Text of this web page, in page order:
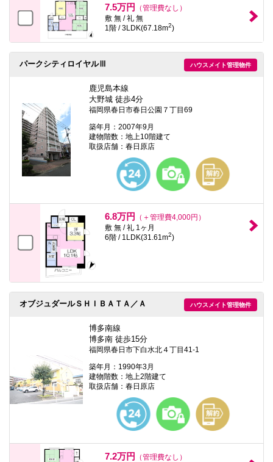
7.5万円
（管理費なし）
敷 無 / 礼 無
1階 / 3LDK(67.18m2)
ハウスメイト管理物件
パークシティロイヤルⅢ
鹿児島本線
大野城 徒歩4分
福岡県春日市春日公園７丁目69
築年月：2007年9月
建物階数：地上10階建て
取扱店舗：春日原店
6.8万円
（＋管理費4,000円）
敷 無 / 礼 1ヶ月
6階 / 1LDK(31.61m2)
ハウスメイト管理物件
オブジュダールＳＨＩＢＡＴＡ／Ａ
博多南線
博多南 徒歩15分
福岡県春日市下白水北４丁目41-1
築年月：1990年3月
建物階数：地上2階建て
取扱店舗：春日原店
7.2万円
（管理費なし）